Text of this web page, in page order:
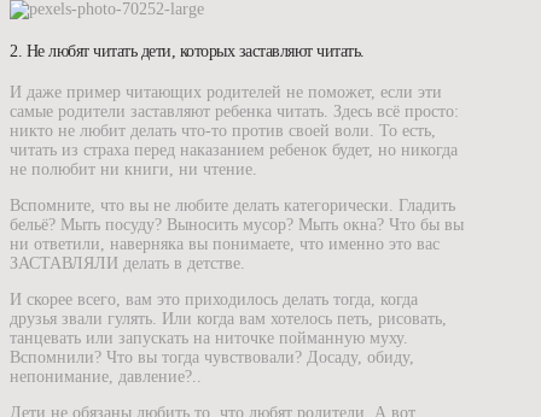
2. Не любят читать дети, которых заставляют читать.
И даже пример читающих родителей не поможет, если эти
самые родители заставляют ребенка читать. Здесь всё просто:
никто не любит делать что-то против своей воли. То есть,
читать из страха перед наказанием ребенок будет, но никогда
не полюбит ни книги, ни чтение.
Вспомните, что вы не любите делать категорически. Гладить
бельё? Мыть посуду? Выносить мусор? Мыть окна? Что бы вы
ни ответили, наверняка вы понимаете, что именно это вас
ЗАСТАВЛЯЛИ делать в детстве.
И скорее всего, вам это приходилось делать тогда, когда
друзья звали гулять. Или когда вам хотелось петь, рисовать,
танцевать или запускать на ниточке пойманную муху.
Вспомнили? Что вы тогда чувствовали? Досаду, обиду,
непонимание, давление?..
Дети не обязаны любить то, что любят родители. А вот